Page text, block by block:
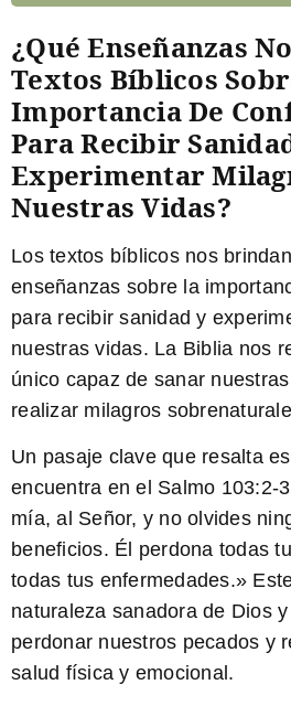
¿Qué Enseñanzas
Textos Bíblicos
Importancia De
Para Recibir
Experimentar
Nuestras Vidas?
Los textos bíblicos nos
enseñanzas sobre la
para recibir sanidad y
nuestras vidas. La Biblia nos
único capaz de sanar
realizar milagros
Un pasaje clave que resalta
encuentra en el Salmo 103:2-
mía, al Señor, y no olvides
beneficios. Él perdona todas
todas tus enfermedades.»
naturaleza sanadora de Dios
perdonar nuestros pecados y
salud física y emocional.